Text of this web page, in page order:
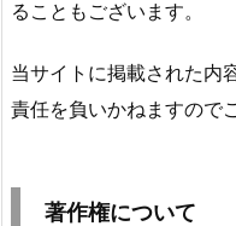
ることもございます。
当サイトに掲載された内
責任を負いかねますので
著作権について